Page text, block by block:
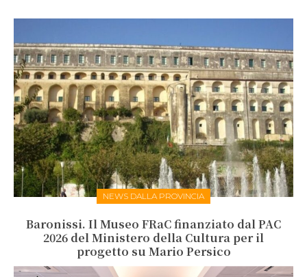
NEWS DALLA PROVINCIA
Baronissi. Il Museo FRaC finanziato dal PAC
2026 del Ministero della Cultura per il
progetto su Mario Persico